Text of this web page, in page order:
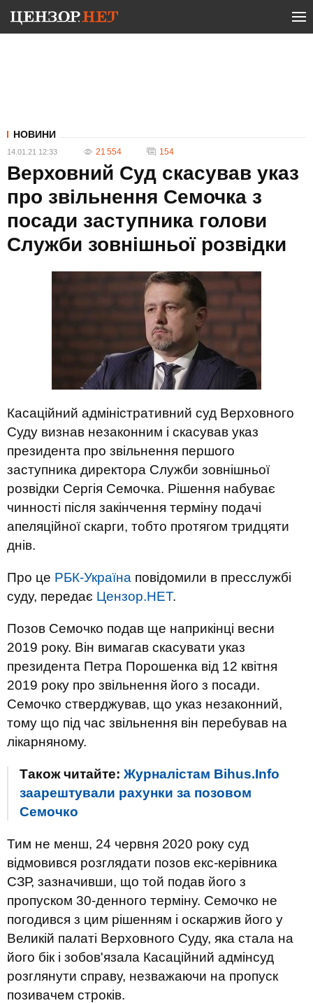
НОВИНИ
14.01.21 12:33 21 554 154
Верховний Суд скасував указ
про звільнення Семочка з
посади заступника голови
Служби зовнішньої розвідки
Касаційний адміністративний суд Верховного
Суду визнав незаконним і скасував указ
президента про звільнення першого
заступника директора Служби зовнішньої
розвідки Сергія Семочка. Рішення набуває
чинності після закінчення терміну подачі
апеляційної скарги, тобто протягом тридцяти
днів.
Про це РБК-Україна повідомили в пресслужбі
суду, передає Цензор.НЕТ.
Позов Семочко подав ще наприкінці весни
2019 року. Він вимагав скасувати указ
президента Петра Порошенка від 12 квітня
2019 року про звільнення його з посади.
Семочко стверджував, що указ незаконний,
тому що під час звільнення він перебував на
лікарняному.
Також читайте: Журналістам Bihus.Info
заарештували рахунки за позовом
Семочко
Тим не менш, 24 червня 2020 року суд
відмовився розглядати позов екс-керівника
СЗР, зазначивши, що той подав його з
пропуском 30-денного терміну. Семочко не
погодився з цим рішенням і оскаржив його у
Великій палаті Верховного Суду, яка стала на
його бік і зобов'язала Касаційний адмінсуд
розглянути справу, незважаючи на пропуск
позивачем строків.